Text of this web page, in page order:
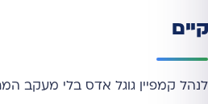
קיים
לנהל קמפיין גוגל אדס בלי מעקב